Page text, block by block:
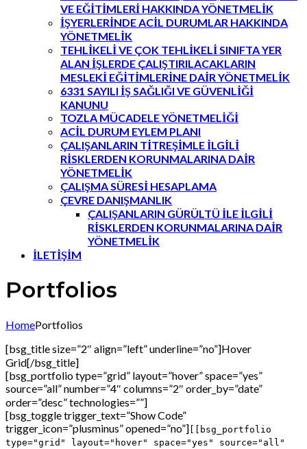
VE EĞİTİMLERİ HAKKINDA YÖNETMELİK
İŞYERLERİNDE ACİL DURUMLAR HAKKINDA
YÖNETMELİK
TEHLİKELİ VE ÇOK TEHLİKELİ SINIFTA YER
ALAN İŞLERDE ÇALIŞTIRILACAKLARIN
MESLEKİ EĞİTİMLERİNE DAİR YÖNETMELİK
6331 SAYILI İŞ SAĞLIĞI VE GÜVENLİĞİ
KANUNU
TOZLA MÜCADELE YÖNETMELİĞİ
ACİL DURUM EYLEM PLANI
ÇALIŞANLARIN TİTREŞİMLE İLGİLİ
RİSKLERDEN KORUNMALARINA DAİR
YÖNETMELİK
ÇALIŞMA SÜRESİ HESAPLAMA
ÇEVRE DANIŞMANLIK
ÇALIŞANLARIN GÜRÜLTÜ İLE İLGİLİ
RİSKLERDEN KORUNMALARINA DAİR
YÖNETMELİK
İLETİŞİM
Portfolios
HomePortfolios
[bsg_title size=”2″ align=”left” underline=”no”]Hover
Grid[/bsg_title]
[bsg_portfolio type=”grid” layout=”hover” space=”yes”
source=”all” number=”4″ columns=”2″ order_by=”date”
order=”desc” technologies=””]
[bsg_toggle trigger_text=”Show Code”
trigger_icon=”plusminus” opened=”no”] [[bsg_portfolio
type="grid" layout="hover" space="yes" source="all"